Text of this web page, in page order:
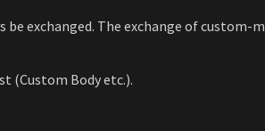
exchanged. The exchange of custom-
(Custom Body etc.).